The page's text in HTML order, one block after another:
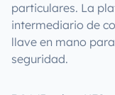
particulares. La
intermediario de
llave en mano
seguridad.